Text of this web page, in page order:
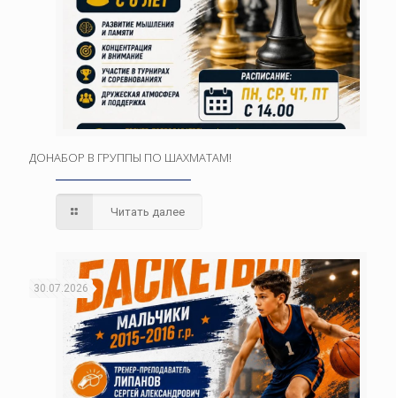
ДОНАБОР В ГРУППЫ ПО ШАХМАТАМ!
Читать далее
30.07.2026